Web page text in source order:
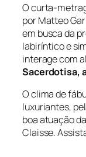
O curta-
por Matteo
em busca da
labiríntico e
interage com
Sacerdotisa,
O clima de
luxuriantes,
boa atuação
Claisse.